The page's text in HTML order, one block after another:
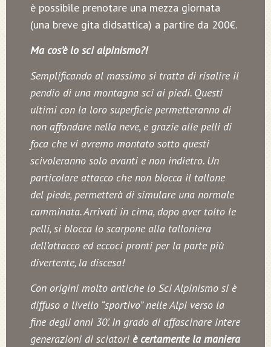
è possibile prenotare una mezza giornata
(una breve gita didsattica) a partire da 200€.
Ma cos’è lo sci alpinismo?!
Semplificando al massimo si tratta di risalire il
pendio di una montagna sci ai piedi. Questi
ultimi con la loro superficie permetteranno di
non affondare nella neve, e grazie alle pelli di
foca che vi avremo montato sotto questi
scivoleranno solo avanti e non indietro. Un
particolare attacco che non blocca il tallone
del piede, permetterà di simulare una normale
camminata. Arrivati in cima, dopo aver tolto le
pelli, si blocca lo scarpone alla talloniera
dell’attacco ed eccoci pronti per la parte più
divertente, la discesa!
Con origini molto antiche lo Sci Alpinismo si è
diffuso a livello “sportivo” nelle Alpi verso la
fine degli anni 30’. In grado di affascinare intere
generazioni di sciatori è certamente la maniera